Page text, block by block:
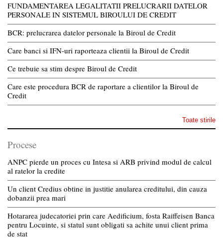
FUNDAMENTAREA LEGALITATII PRELUCRARII DATELOR
PERSONALE IN SISTEMUL BIROULUI DE CREDIT
BCR: prelucrarea datelor personale la Biroul de Credit
Care banci si IFN-uri raporteaza clientii la Biroul de Credit
Ce trebuie sa stim despre Biroul de Credit
Care este procedura BCR de raportare a clientilor la Biroul de
Credit
Toate stirile
Procese
ANPC pierde un proces cu Intesa si ARB privind modul de calcul
al ratelor la credite
Un client Credius obtine in justitie anularea creditului, din cauza
dobanzii prea mari
Hotararea judecatoriei prin care Aedificium, fosta Raiffeisen Banca
pentru Locuinte, si statul sunt obligati sa achite unui client prima
de stat